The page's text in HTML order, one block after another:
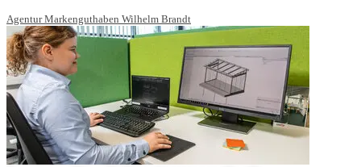
Agentur Markenguthaben Wilhelm Brandt